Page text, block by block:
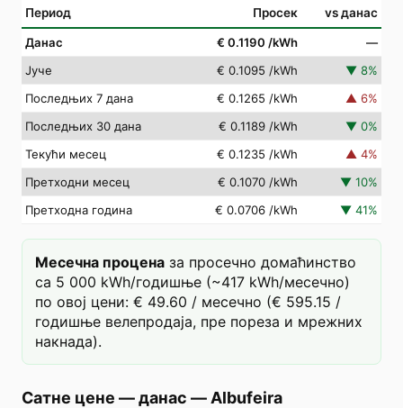
Период Просек vs данас
Данас € 0.1190 /kWh
—
Јуче
€ 0.1095 /kWh ▼ 8%
Последњих 7 дана
€ 0.1265 /kWh ▲ 6%
Последњих 30 дана
€ 0.1189 /kWh ▼ 0%
Текући месец
€ 0.1235 /kWh ▲ 4%
Претходни месец
€ 0.1070 /kWh ▼ 10%
Претходна година
€ 0.0706 /kWh ▼ 41%
Месечна процена за просечно домаћинство
са 5 000 kWh/годишње (~417 kWh/месечно)
по овој цени: € 49.60 / месечно (€ 595.15 /
годишње велепродаја, пре пореза и мрежних
накнада).
Сатне цене — данас — Albufeira